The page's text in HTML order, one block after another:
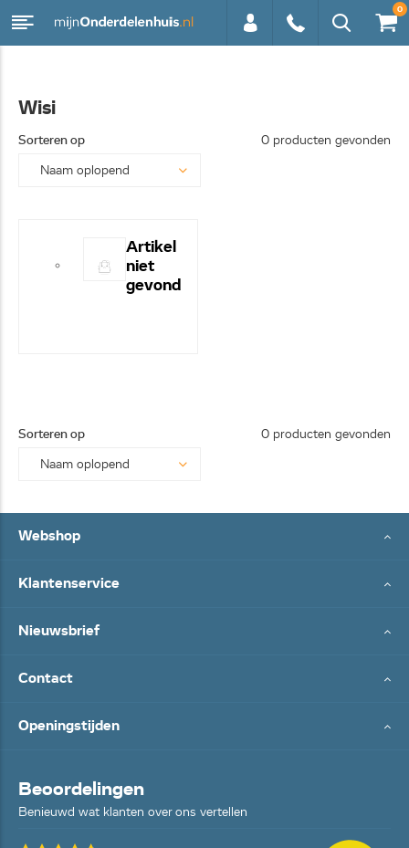
250628
0
Wisi
Sorteren op 0 producten gevonden
Artikel
niet
gevond
Sorteren op 0 producten gevonden
Webshop
Klantenservice
Nieuwsbrief
Contact
Openingstijden
Beoordelingen
Benieuwd wat klanten over ons vertellen